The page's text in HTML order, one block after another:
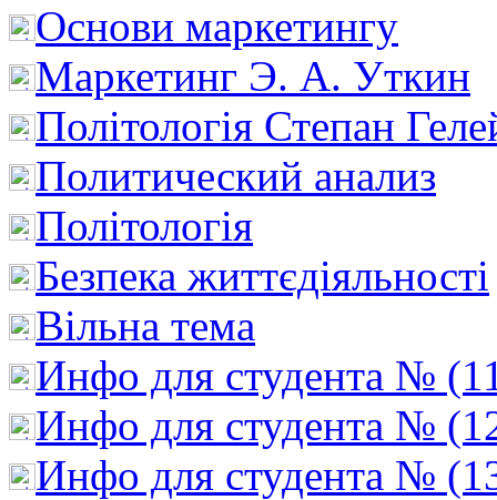
Основи маркетингу
Маркетинг Э. А. Уткин
Політологія Степан
Политический анализ
Політологія
Безпека життєдіяльності
Вільна тема
Инфо для студента №
Инфо для студента №
Инфо для студента №